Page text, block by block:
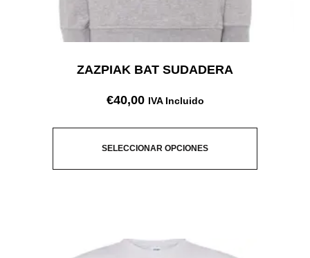
ZAZPIAK BAT SUDADERA
€40,00 IVA Incluido
SELECCIONAR OPCIONES